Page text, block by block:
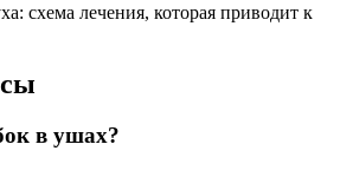
схема лечения, которая приводит к
в ушах?